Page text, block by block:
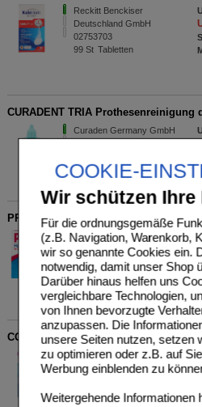
COOKIE-
Wir schützen Ihre
Für die ordnungsgemäße
(z.B. Navigation, Warenkorb,
wir so genannte Cookies ein.
notwendig, damit unser Shop
Darüber hinaus helfen uns
vergleichbare Technologien,
von Ihnen bevorzugte
anzupassen. Die
unsere Seiten nutzen, setzen
zu optimieren oder z.B. auf
Werbung einblenden zu
Weitergehende Informationen
Reckitt Benckiser
Deutschland GmbH
02753703
99 St Tabletten
CURADENT TRIA Prothesenreinigung
Curaden Germany GmbH
PROTEFIX Haftpolster für Oberkiefer
Queisser Pharma GmbH &
Co. KG
00841834
St
COREGA Tabs 3 Minuten
Haleon Germany GmbH
00644921